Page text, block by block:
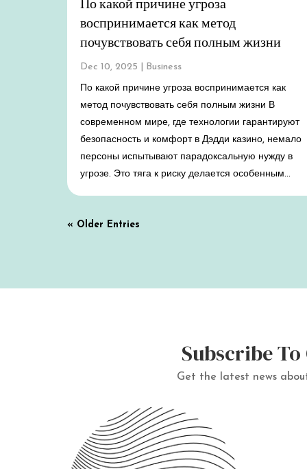
воспринимается как метод
почувствовать себя полным жизни
Dec 10, 2025 Business
По какой причине угроза воспринимается как
метод почувствовать себя полным жизни В
современном мире, где технологии гарантируют
безопасность и комфорт в Дэдди казино, немало
персоны испытывают парадоксальную нужду в
угрозе. Это тяга к риску делается особенным...
« Older Entries
Subscribe
Get the latest news